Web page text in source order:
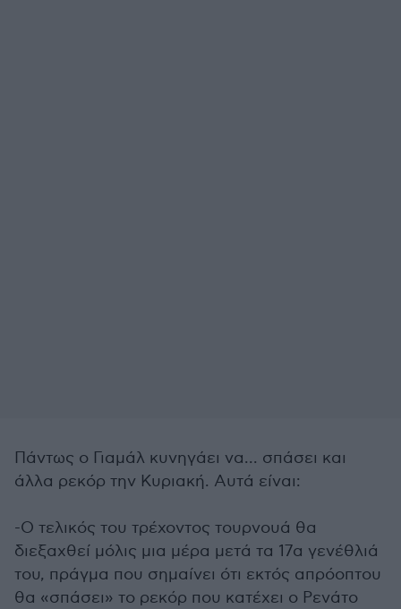
Πάντως ο Γιαμάλ κυνηγάει να... σπάσει και
άλλα ρεκόρ την Κυριακή. Αυτά είναι:
-Ο τελικός του τρέχοντος τουρνουά θα
διεξαχθεί μόλις μια μέρα μετά τα 17α γενέθλιά
του, πράγμα που σημαίνει ότι εκτός απρόοπτου
θα «σπάσει» το ρεκόρ που κατέχει ο Ρενάτο